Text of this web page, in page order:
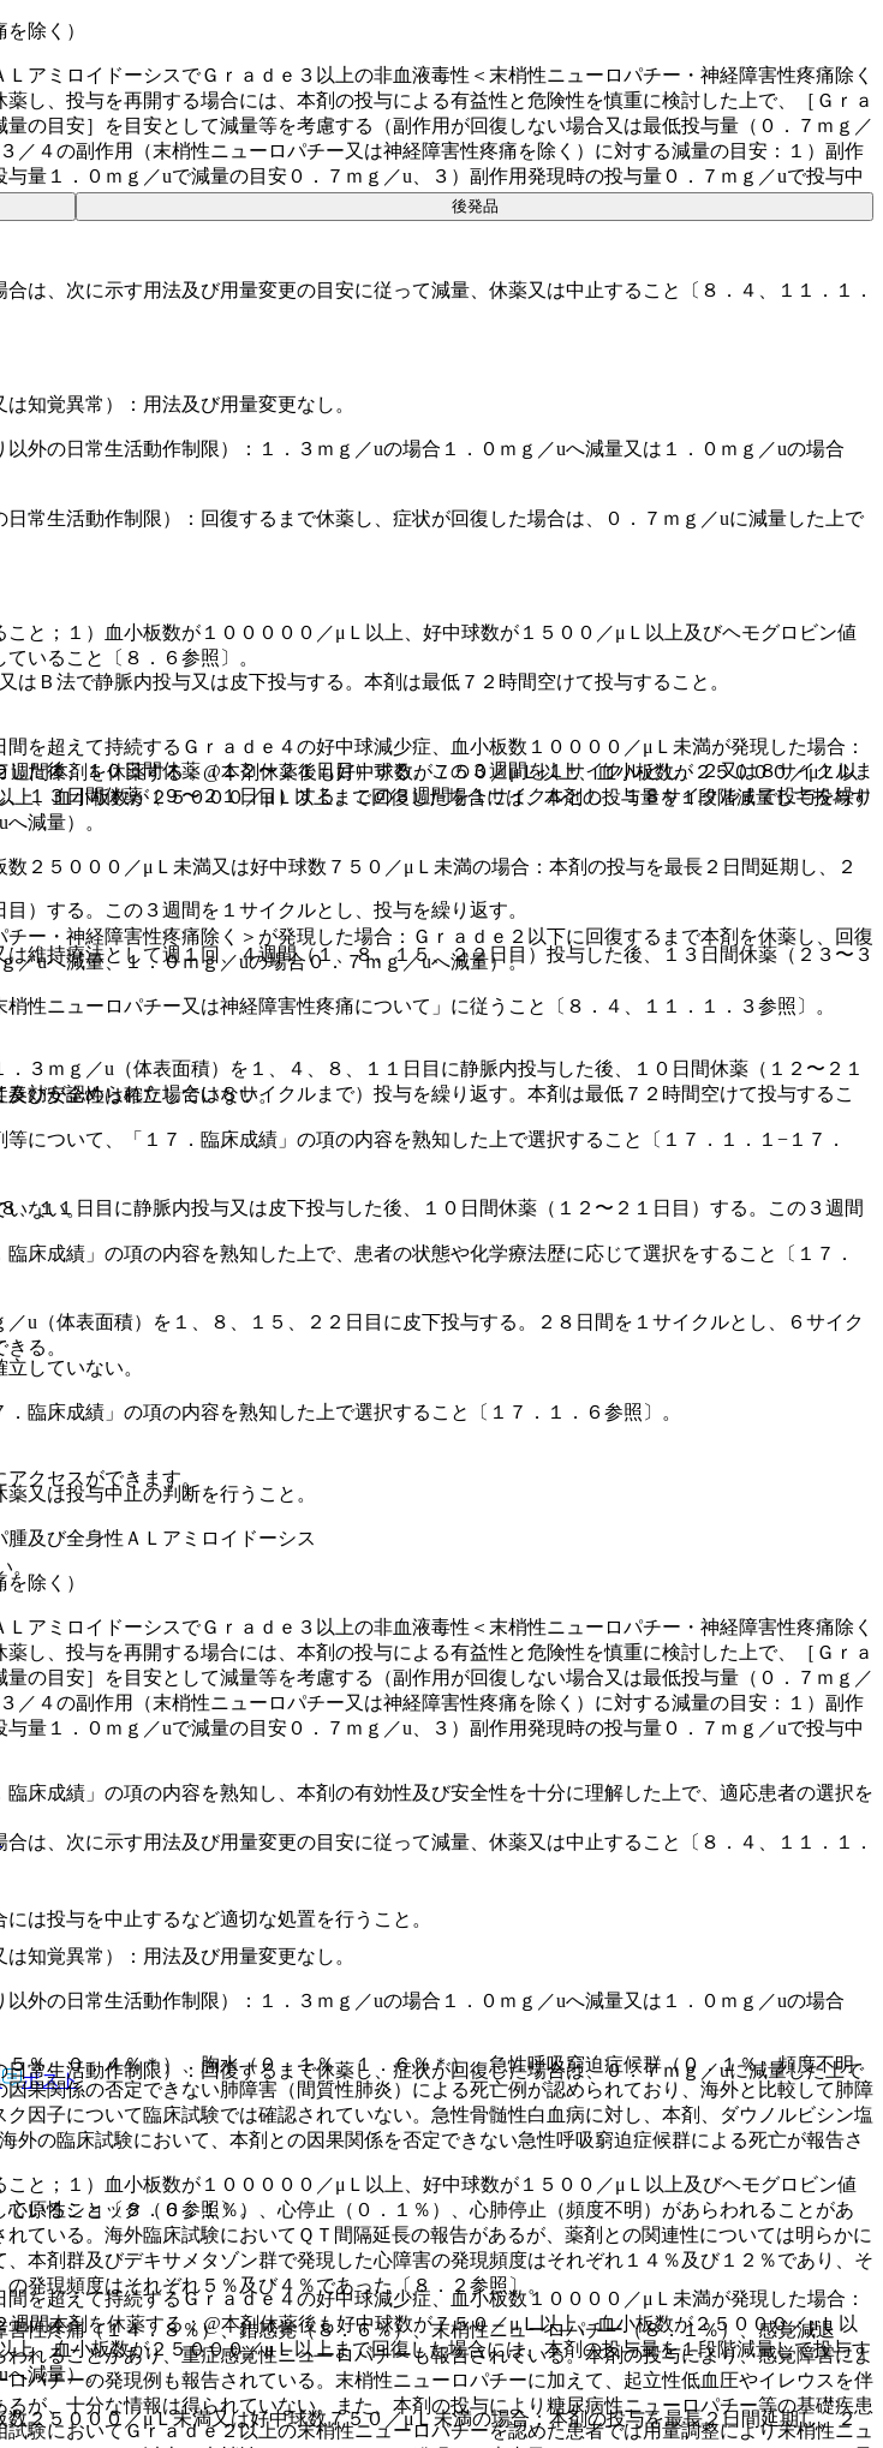
除く）
アミロイドーシスでＧｒａｄｅ３以上の非血液毒性＜末梢性ニューロパチー・神経障害性疼痛除く
し、投与を再開する場合には、本剤の投与による有益性と危険性を慎重に検討した上で、［Ｇｒａ
の目安］を目安として減量等を考慮する（副作用が回復しない場合又は最低投与量（０．７ｍｇ／
４の副作用（末梢性ニューロパチー又は神経障害性疼痛を除く）に対する減量の目安：１）副作
量１．０ｍｇ／uで減量の目安０．７ｍｇ／u、３）副作用発現時の投与量０．７ｍｇ／uで投与中
は、次に示す用法及び用量変更の目安に従って減量、休薬又は中止すること〔８．４、１１．１．
知覚異常）：用法及び用量変更なし。
の日常生活動作制限）：１．３ｍｇ／uの場合１．０ｍｇ／uへ減量又は１．０ｍｇ／uの場合
常生活動作制限）：回復するまで休薬し、症状が回復した場合は、０．７ｍｇ／uに減量した上で
と；１）血小板数が１０００００／μＬ以上、好中球数が１５００／μＬ以上及びヘモグロビン値
いること〔８．６参照〕。
超えて持続するＧｒａｄｅ４の好中球減少症、血小板数１００００／μＬ未満が発現した場合：
間本剤を休薬する；@本剤休薬後も好中球数が７５０／μＬ以上、血小板数が２５０００／μＬ以
、血小板数が２５０００／μＬ以上まで回復した場合には、本剤の投与量を１段階減量して投与す
減量）。
２５０００／μＬ未満又は好中球数７５０／μＬ未満の場合：本剤の投与を最長２日間延期し、２
ー・神経障害性疼痛除く＞が発現した場合：Ｇｒａｄｅ２以下に回復するまで本剤を休薬し、回復
／uへ減量、１．０ｍｇ／uの場合０．７ｍｇ／uへ減量）。
ニューロパチー又は神経障害性疼痛について」に従うこと〔８．４、１１．１．３参照〕。
び安全性は確立していない。
ついて、「１７．臨床成績」の項の内容を熟知した上で選択すること〔１７．１．１−１７．
いない。
成績」の項の内容を熟知した上で、患者の状態や化学療法歴に応じて選択をすること〔１７．
していない。
床成績」の項の内容を熟知した上で選択すること〔１７．１．６参照〕。
床成績」の項の内容を熟知し、本剤の有効性及び安全性を十分に理解した上で、適応患者の選択を
は投与を中止するなど適切な処置を行うこと。
、０．４％＊）、胸水（０．１％、１．６％＊）、急性呼吸窮迫症候群（０．１％、頻度不明
果関係の否定できない肺障害（間質性肺炎）による死亡例が認められており、海外と比較して肺障
因子について臨床試験では確認されていない。急性骨髄性白血病に対し、本剤、ダウノルビシン塩
の臨床試験において、本剤との因果関係を否定できない急性呼吸窮迫症候群による死亡が報告さ
性ショック（０．１％）、心停止（０．１％）、心肺停止（頻度不明）があらわれることがあ
ている。海外臨床試験においてＱＴ間隔延長の報告があるが、薬剤との関連性については明らかに
本剤群及びデキサメタゾン群で発現した心障害の発現頻度はそれぞれ１４％及び１２％であり、そ
発現頻度はそれぞれ５％及び４％であった〔８．２参照〕。
疼痛（１４．８％）、錯感覚（８．６％）、末梢性ニューロパチー（８．１％）、感覚減退
れることがあり、重症感覚性ニューロパチーも報告されている。本剤の投与により、感覚障害によ
パチーの発現例も報告されている。末梢性ニューロパチーに加えて、起立性低血圧やイレウスを伴
が、十分な情報は得られていない。また、本剤の投与により糖尿病性ニューロパチー等の基礎疾患
験においてＧｒａｄｅ２以上の末梢性ニューロパチーを認めた患者では用量調整により末梢性ニュ
後発品
Ｂ法で静脈内投与又は皮下投与する。本剤は最低７２時間空けて投与すること。
た後、１０日間休薬（１２〜２１日目）する。この３週間を１サイクルとし、２又は８サイクルま
１３日間休薬（９〜２１日目）する。この３週間を１サイクルとし、１８サイクルまで投与を繰り
）する。この３週間を１サイクルとし、投与を繰り返す。
維持療法として週１回、４週間（１、８、１５、２２日目）投与した後、１３日間休薬（２３〜３
３ｍｇ／u（体表面積）を１、４、８、１１日目に静脈内投与した後、１０日間休薬（１２〜２１
効が認められた場合は８サイクルまで）投与を繰り返す。本剤は最低７２時間空けて投与するこ
１１日目に静脈内投与又は皮下投与した後、１０日間休薬（１２〜２１日目）する。この３週間
u（体表面積）を１、８、１５、２２日目に皮下投与する。２８日間を１サイクルとし、６サイク
る。
又は投与中止の判断を行うこと。
及び全身性ＡＬアミロイドーシス
除く）
アミロイドーシスでＧｒａｄｅ３以上の非血液毒性＜末梢性ニューロパチー・神経障害性疼痛除く
し、投与を再開する場合には、本剤の投与による有益性と危険性を慎重に検討した上で、［Ｇｒａ
の目安］を目安として減量等を考慮する（副作用が回復しない場合又は最低投与量（０．７ｍｇ／
４の副作用（末梢性ニューロパチー又は神経障害性疼痛を除く）に対する減量の目安：１）副作
量１．０ｍｇ／uで減量の目安０．７ｍｇ／u、３）副作用発現時の投与量０．７ｍｇ／uで投与中
は、次に示す用法及び用量変更の目安に従って減量、休薬又は中止すること〔８．４、１１．１．
知覚異常）：用法及び用量変更なし。
の日常生活動作制限）：１．３ｍｇ／uの場合１．０ｍｇ／uへ減量又は１．０ｍｇ／uの場合
生活動作制限）：回復するまで休薬し、症状が回復した場合は、０．７ｍｇ／uに減量した上で
と；１）血小板数が１０００００／μＬ以上、好中球数が１５００／μＬ以上及びヘモグロビン値
いること〔８．６参照〕。
超えて持続するＧｒａｄｅ４の好中球減少症、血小板数１００００／μＬ未満が発現した場合：
間本剤を休薬する；@本剤休薬後も好中球数が７５０／μＬ以上、血小板数が２５０００／μＬ以
、血小板数が２５０００／μＬ以上まで回復した場合には、本剤の投与量を１段階減量して投与す
へ減量）。
２５０００／μＬ未満又は好中球数７５０／μＬ未満の場合：本剤の投与を最長２日間延期し、２
クセスができます。
ポスト